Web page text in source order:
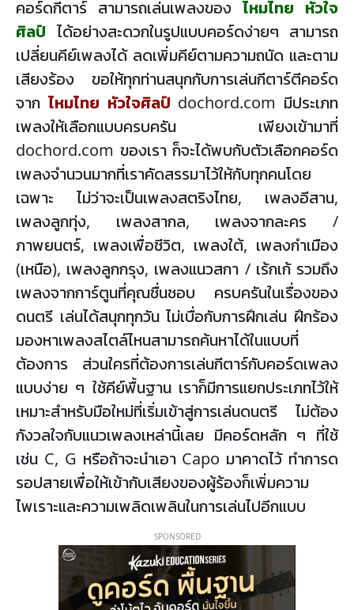
คอร์ดกีตาร์ สามารถเล่นเพลงของ ไหมไทย หัวใจ
ศิลป์ ได้อย่างสะดวกในรูปแบบคอร์ดง่ายๆ สามารถ
เปลี่ยนคีย์เพลงได้ ลดเพิ่มคีย์ตามความถนัด และตาม
เสียงร้อง ขอให้ทุกท่านสนุกกับการเล่นกีตาร์ตีคอร์ด
จาก ไหมไทย หัวใจศิลป์ dochord.com มีประเภท
เพลงให้เลือกแบบครบครัน เพียงเข้ามาที่
dochord.com ของเรา ก็จะได้พบกับตัวเลือกคอร์ด
เพลงจำนวนมากที่เราคัดสรรมาไว้ให้กับทุกคนโดย
เฉพาะ ไม่ว่าจะเป็นเพลงสตริงไทย, เพลงอีสาน,
เพลงลูกทุ่ง, เพลงสากล, เพลงจากละคร /
ภาพยนตร์, เพลงเพื่อชีวิต, เพลงใต้, เพลงกำเมือง
(เหนือ), เพลงลูกกรุง, เพลงแนวสกา / เร้กเก้ รวมถึง
เพลงจากการ์ตูนที่คุณชื่นชอบ ครบครันในเรื่องของ
ดนตรี เล่นได้สนุกทุกวัน ไม่เบื่อกับการฝึกเล่น ฝึกร้อง
มองหาเพลงสไตล์ไหนสามารถค้นหาได้ในแบบที่
ต้องการ ส่วนใครที่ต้องการเล่นกีตาร์กับคอร์ดเพลง
แบบง่าย ๆ ใช้คีย์พื้นฐาน เราก็มีการแยกประเภทไว้ให้
เหมาะสำหรับมือใหม่ที่เริ่มเข้าสู่การเล่นดนตรี ไม่ต้อง
กังวลใจกับแนวเพลงเหล่านี้เลย มีคอร์ดหลัก ๆ ที่ใช้
เช่น C, G หรือถ้าจะนำเอา Capo มาคาดไว้ ทำการด
รอปสายเพื่อให้เข้ากับเสียงของผู้ร้องก็เพิ่มความ
ไพเราะและความเพลิดเพลินในการเล่นไปอีกแบบ
SPONSORED